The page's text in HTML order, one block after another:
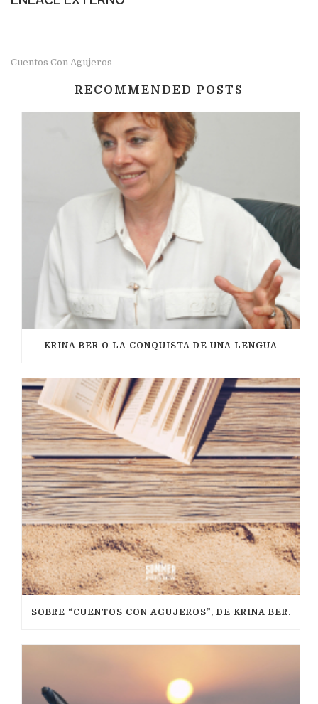
Cuentos Con Agujeros
RECOMMENDED POSTS
KRINA BER O LA CONQUISTA DE UNA LENGUA
SOBRE “CUENTOS CON AGUJEROS”, DE KRINA BER.